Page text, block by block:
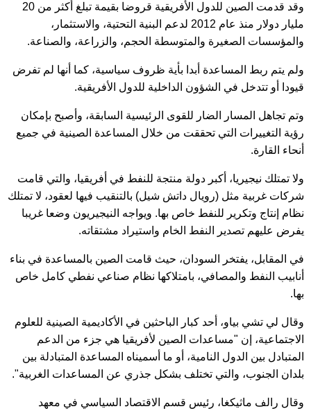
وقد قدمت الصين للدول الأفريقية قروضا بقيمة تبلغ أكثر من 20
مليار دولار منذ عام 2012 لدعم البنية التحتية، والاستثمار،
والمؤسسات الصغيرة والمتوسطة الحجم، والزراعة، والصناعة.
ولم يتم ربط المساعدة أبدا بأية ظروف سياسية، كما أنها لم تفرض
قيودا أو تتدخل في الشؤون الداخلية للدول الأفريقية.
وتم تجاهل المسار الضار للقوى الرئيسية السابقة، وأصبح بإمكان
رؤية التغييرات التي تحققت من خلال المساعدة الصينية في جميع
أنحاء القارة.
ولا تمتلك نيجيريا، أكبر دولة منتجة للنفط في أفريقيا، والتي قامت
شركات غربية مثل (رويال داتش شيل) بالتنقيب فيها لعقود، لا تمتلك
نظام إنتاج وتكرير للنفط خاص بها. ويواجه النيجيريون وضعا غريبا
يفرض عليهم تصدير النفط الخام واستيراد مشتقاته.
في المقابل، يفتخر السودان، حيث قامت الصين بالمساعدة في بناء
أنابيب النفط والمصافي، بامتلاكها نظام صناعي نفطي كامل خاص
بها.
وقال لي تشي بياو، أحد كبار الباحثين في الأكاديمية الصينية للعلوم
الاجتماعية، إن "مساعدات الصين لأفريقيا هي جزء من الدعم
المتبادل بين الدول النامية، أو ما أسميناه المساعدة المتبادلة بين
بلدان الجنوب، والتي تختلف بشكل جذري عن المساعدات الغربية".
وقال رالف ماثيكغا، رئيس قسم الاقتصاد السياسي في معهد